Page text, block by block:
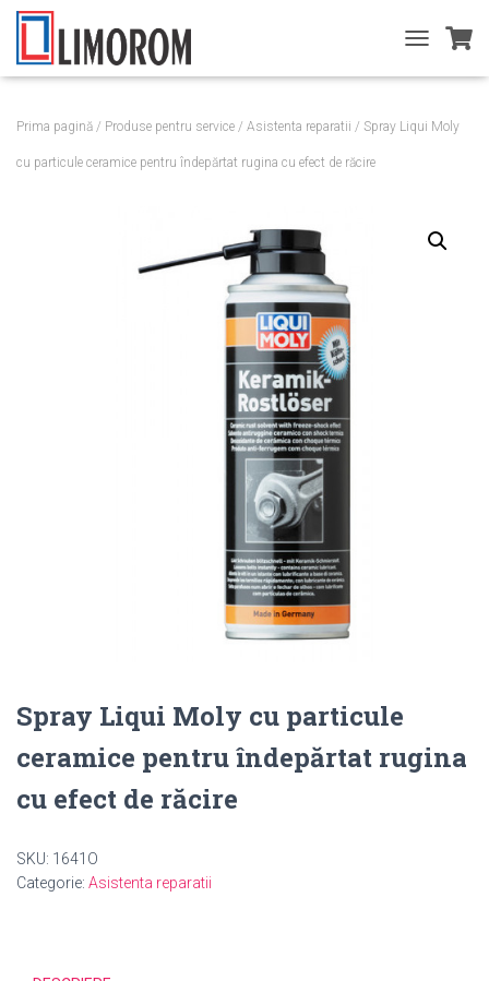
O
Prima pagină / Produse pentru service / Asistenta reparatii / Spray Liqui Moly
cu particule ceramice pentru îndepărtat rugina cu efect de răcire
Spray Liqui Moly cu particule
ceramice pentru îndepărtat rugina
cu efect de răcire
SKU: 1641O
Categorie: Asistenta reparatii